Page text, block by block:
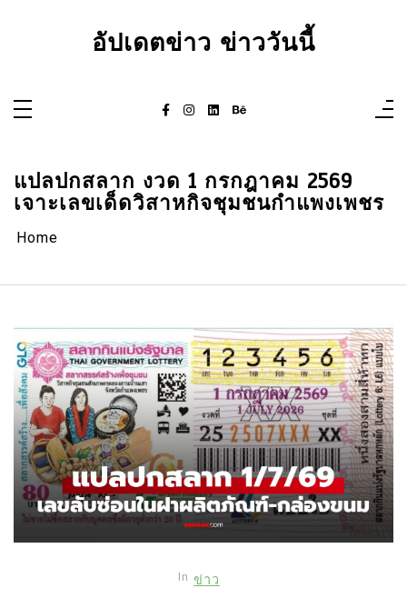
อัปเดตข่าว ข่าววันนี้
แปลปกสลาก งวด 1 กรกฎาคม 2569
เจาะเลขเด็ดวิสาหกิจชุมชนกำแพงเพชร
Home
In ข่าว